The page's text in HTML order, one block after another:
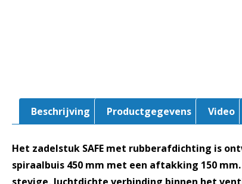
Beschrijving Productgegevens Video
Het zadelstuk SAFE met rubberafdichting is
spiraalbuis 450 mm met een aftakking 150